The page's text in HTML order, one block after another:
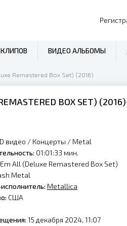
Remastered Box Set) (2016)
BOX SET) (2016
видео / Концерты / Metal
01:01:33 мин.
All (Deluxe Remastered Box Set)
Metal
Metallica
США
15 декабря 2024, 11:07
ВИДЕО АЛЬБОМЫ